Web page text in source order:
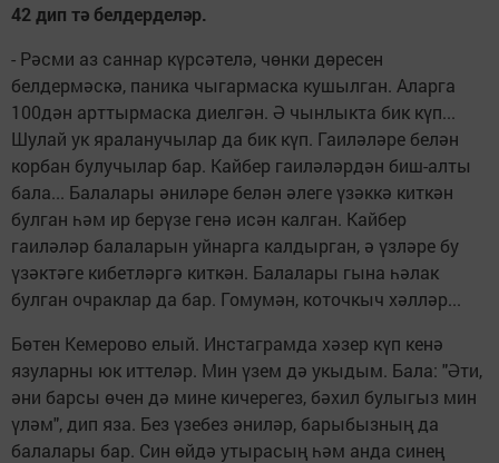
42дип тә белдерделәр.
- Рәсми аз саннар күрсәтелә, чөнки дөресен
белдермәскә, паника чыгармаска кушылган. Аларга
100дән арттырмаска диелгән. Ә чынлыкта бик күп...
Шулай ук яраланучылар да бик күп. Гаиләләре белән
корбан булучылар бар. Кайбер гаиләләрдән биш-алты
бала... Балалары әниләре белән әлеге үзәккә киткән
булган һәм ир берүзе генә исән калган. Кайбер
гаиләләр балаларын уйнарга калдырган, ә үзләре бу
үзәктәге кибетләргә киткән. Балалары гына һәлак
булган очраклар да бар. Гомумән, коточкыч хәлләр...
Бөтен Кемерово елый. Инстаграмда хәзер күп кенә
язуларны юк иттеләр. Мин үзем дә укыдым. Бала: "Әти,
әни барсы өчен дә мине кичерегез, бәхил булыгыз мин
үләм", дип яза. Без үзебез әниләр, барыбызның да
балалары бар. Син өйдә утырасың һәм анда синең